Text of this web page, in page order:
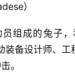
）
组成的兔子
装备设计师、
。